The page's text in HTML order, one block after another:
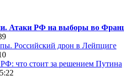
Атаки РФ на выборы во
Российский дрон в Лейпциге
что стоит за решением Путина